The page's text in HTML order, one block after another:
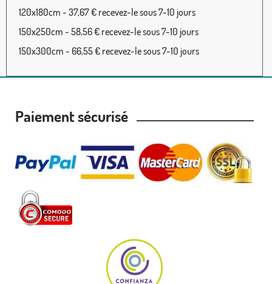
120x180cm - 37,67 € recevez-le sous 7-10 jours
150x250cm - 58,56 € recevez-le sous 7-10 jours
150x300cm - 66,55 € recevez-le sous 7-10 jours
Paiement sécurisé